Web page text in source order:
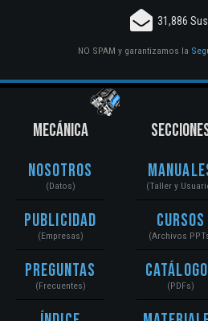
31,886
NO SPAM y garantizamos la
MECÁNICA
Nosotros
(Datos)
Publicidad
(Empresas)
Preguntas
(Frecuentes)
(Taller y
Cursos
(Archivos
(PDFs)